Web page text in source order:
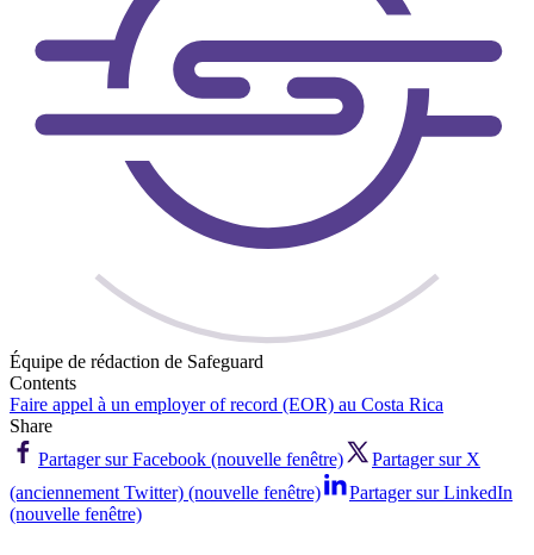
Équipe de rédaction de Safeguard
Contents
Faire appel à un employer of record (EOR) au Costa Rica
Share
Partager sur Facebook (nouvelle fenêtre)
Partager sur X
(anciennement Twitter) (nouvelle fenêtre)
Partager sur LinkedIn
(nouvelle fenêtre)